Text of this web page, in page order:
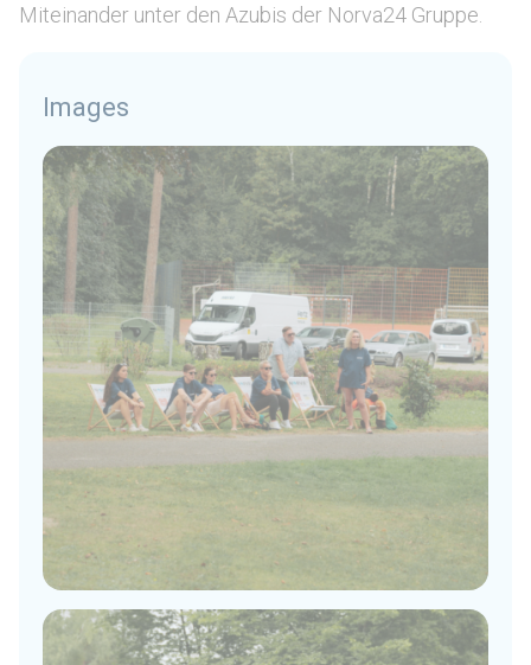
Miteinander unter den Azubis der Norva24 Gruppe.
Images